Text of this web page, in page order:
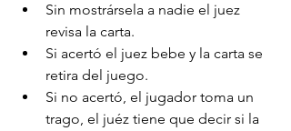
Sin mostrársela a nadie el juez
revisa la carta.
Si acertó el juez bebe y la carta se
retira del juego.
Si no acertó, el jugador toma un
trago, el juéz tiene que decir si la